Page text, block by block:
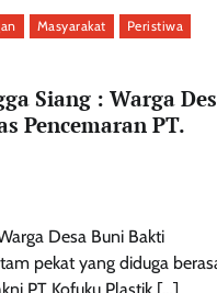
Masyarakat
Peristiwa
Siang : Warga
Pencemaran PT.
Desa Buni Bakti
pekat yang diduga